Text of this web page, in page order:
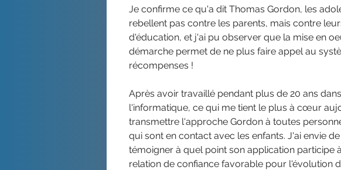
Je confirme ce qu'a dit Thomas Gordon, les
rebellent pas contre les parents, mais contre
d'éducation, et j'ai pu observer que la mise en
démarche permet de ne plus faire appel au
récompenses !
Après avoir travaillé pendant plus de 20 ans
l'informatique, ce qui me tient le plus à cœur
transmettre l'approche Gordon à toutes
qui sont en contact avec les enfants. J'ai envie
témoigner à quel point son application participe
relation de confiance favorable pour l'évolution